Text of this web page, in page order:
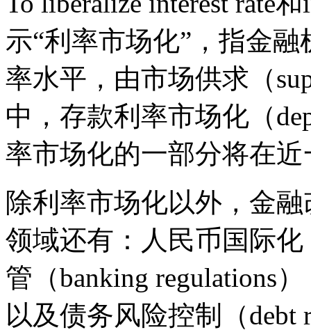
示“利率市场化”，指金
率水平，由市场供求（
中，存款利率市场化（
率市场化的一部分将在
除利率市场化以外，金
领域还有：人民币国际化
管（banking regulations
以及债务风险控制（debt